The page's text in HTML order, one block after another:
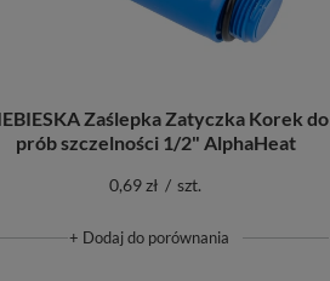
Zaślepka Zatyczka Korek do
prób szczelności 1/2" AlphaHeat
0,69 zł / szt.
+ Dodaj do porównania